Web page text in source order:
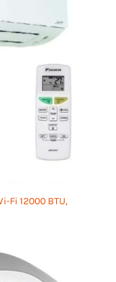
Fi 12000 BTU,